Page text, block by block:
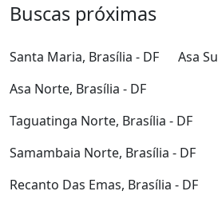
Buscas próximas
Santa Maria, Brasília - DF
Asa
Asa Norte, Brasília - DF
Taguatinga Norte, Brasília - DF
Samambaia Norte, Brasília - DF
Recanto Das Emas, Brasília - DF